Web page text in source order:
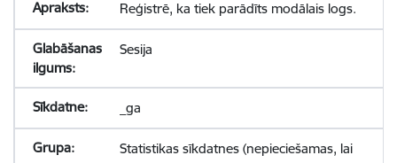
Reģistrē, ka tiek parādīts modālais logs.
Sesija
_ga
Statistikas sīkdatnes (nepieciešamas, lai